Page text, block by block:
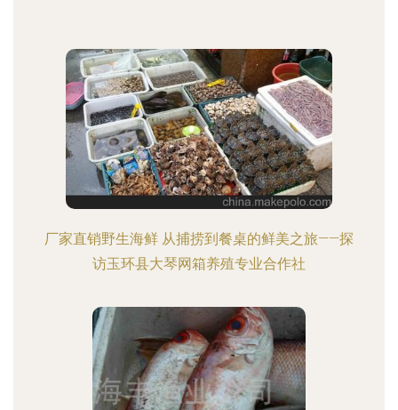
厂家直销野生海鲜 从捕捞到餐桌的鲜美之旅——探
访玉环县大琴网箱养殖专业合作社